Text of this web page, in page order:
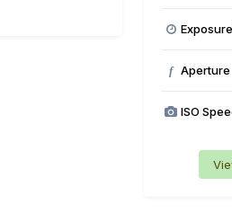
f Aperture
ISO